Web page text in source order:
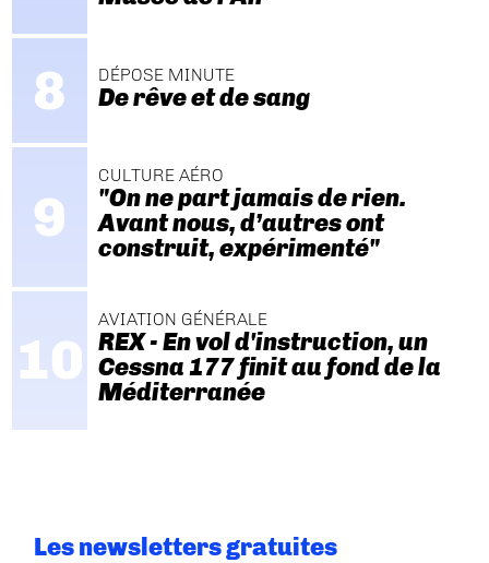
DÉPOSE MINUTE
De rêve et de sang
CULTURE AÉRO
"On ne part jamais de rien.
Avant nous, d’autres ont
construit, expérimenté"
AVIATION GÉNÉRALE
REX - En vol d'instruction, un
Cessna 177 finit au fond de la
Méditerranée
Les newsletters gratuites